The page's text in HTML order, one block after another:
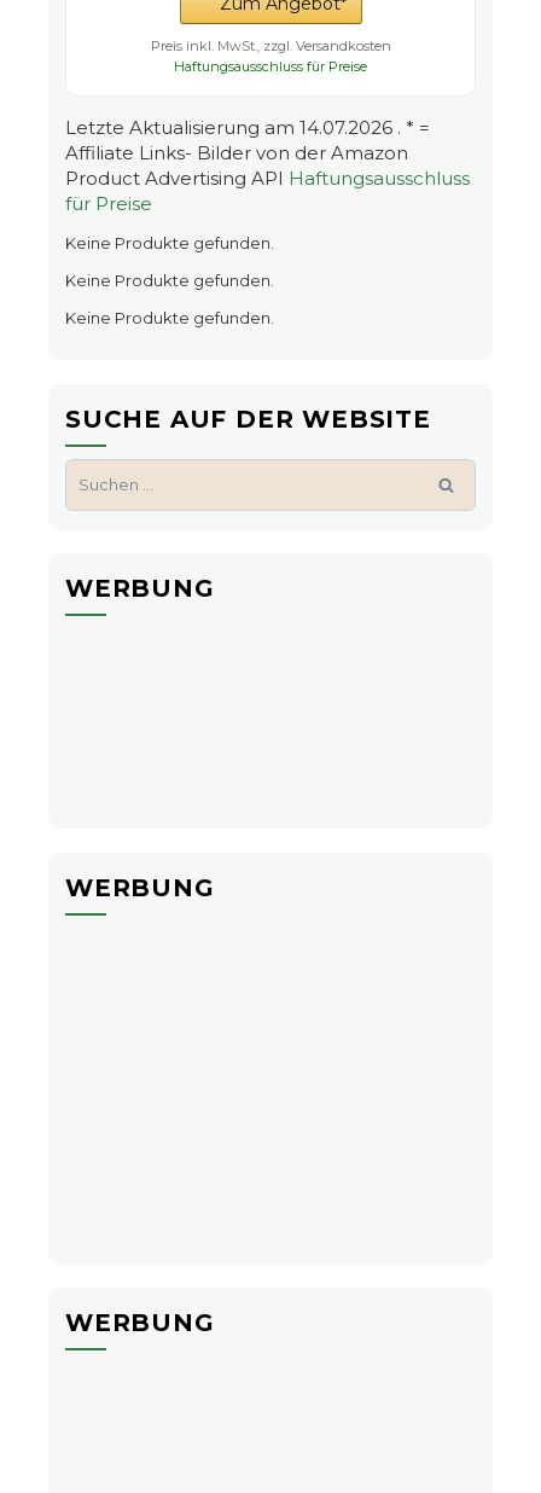
Preis inkl. MwSt., zzgl. Versandkosten
Haftungsausschluss für Preise
Letzte Aktualisierung am 14.07.2026 . * =
Affiliate Links- Bilder von der Amazon
Product Advertising API Haftungsausschluss
für Preise
Keine Produkte gefunden.
Keine Produkte gefunden.
Keine Produkte gefunden.
SUCHE AUF DER WEBSITE
Suchen
nach:
WERBUNG
WERBUNG
WERBUNG